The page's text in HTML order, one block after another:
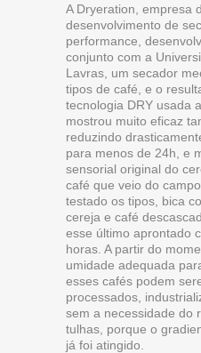
A Dryeration, empresa
desenvolvimento de
performance,
conjunto com a
Lavras, um secador
tipos de café, e o
tecnologia DRY usada
mostrou muito eficaz
reduzindo
para menos de 24h, e
sensorial original do
café que veio do
testado os tipos, bica
cereja e café
esse último aprontado
horas. A partir do
umidade adequada
esses cafés podem
processados,
sem a necessidade do
tulhas, porque o
já foi atingido.